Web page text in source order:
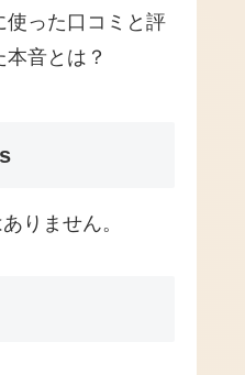
使った口コミと評
音とは？
りません。